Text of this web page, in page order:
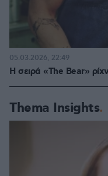
Η σειρά «The Bear»
05.03.2026, 22:49
Thema Insights